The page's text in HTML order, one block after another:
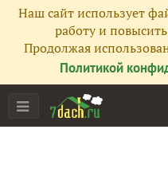
Наш сайт использует
работу и
Продолжая
Политикой